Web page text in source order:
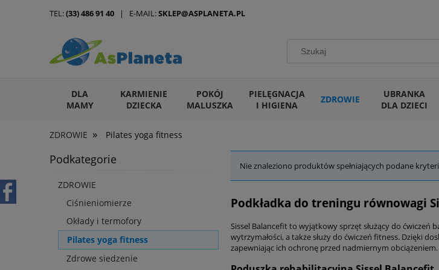
DLA
MAMY
KARMIENIE
DZIECKA
POKÓJ
MALUSZKA
PIELĘGNACJA
I HIGIENA
ZDROWIE
UBRANKA
DLA DZIECI
ARTYKUŁY DLA ZWIERZĄT
ZDROWIE » Pilates yoga fitness
TEL:(33) 486 91 40 | E-MAIL:SKLEP@ASPLANETA.PL
Podkategorie
ZDROWIE
Ciśnieniomierze
Okłady i termofory
Pilates yoga fitness
Zdrowe siedzenie
Nie znaleziono produktów spełniających podane
Podkładka do treningu równowagi
Sissel Balancefit to wyjątkowy sprzęt służący do ćwiczeń
wytrzymałości, a także służy do ćwiczeń fitness. Dzięki
zapewniając ich ochronę przed nadmiernym obciążeniem.